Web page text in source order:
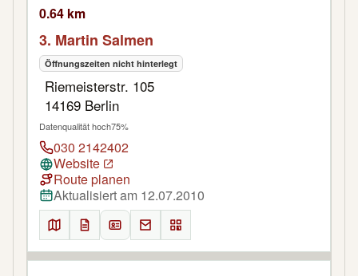
0.64 km
3. Martin Salmen
Öffnungszeiten nicht hinterlegt
Riemeisterstr. 105
14169 Berlin
Datenqualität hoch75%
030 2142402
Website
Route planen
Aktualisiert am 12.07.2010